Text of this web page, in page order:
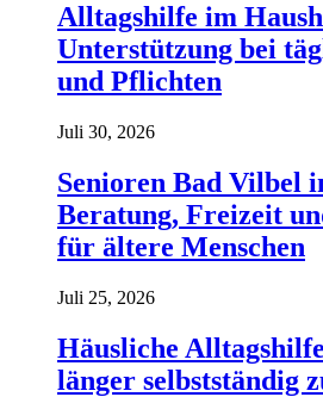
Alltagshilfe im
Unterstützung bei
und Pflichten
Juli 30, 2026
Senioren Bad Vilbel
Beratung, Freizeit
für ältere Menschen
Juli 25, 2026
Häusliche
länger selbstständig